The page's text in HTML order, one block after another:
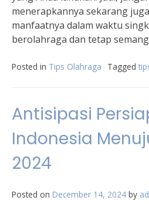
menerapkannya sekarang
manfaatnya dalam waktu
berolahraga dan tetap
Posted in Tips Olahraga Tagged
Antisipasi
Indonesia
2024
Posted on December 14, 2024 by